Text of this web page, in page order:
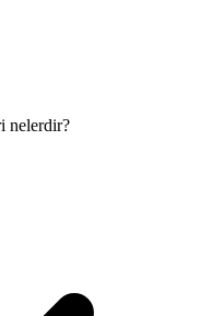
nelerdir?